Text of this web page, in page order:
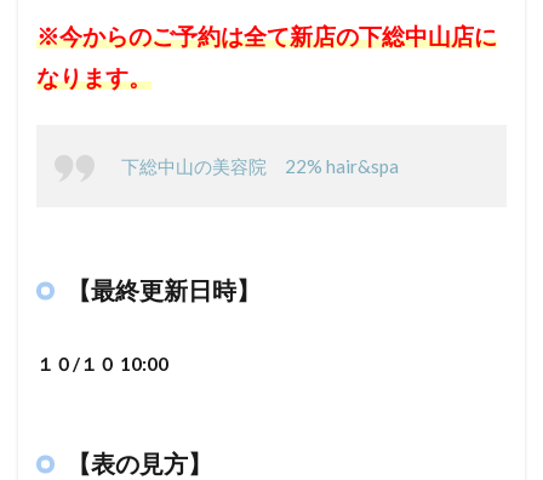
※今からのご予約は全て新店の下総中山店に
なります。
下総中山の美容院 22% hair&spa
【最終更新日時】
１０/１０ 10:00
【表の見方】